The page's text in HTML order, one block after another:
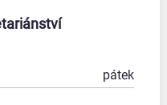
pátek